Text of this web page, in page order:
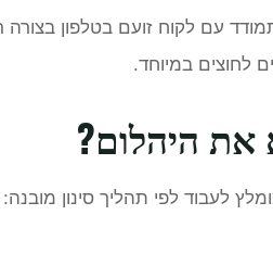
עם לקוח זועם בטלפון
לחוצים במיוחד.
את היהלום?
לעבוד לפי תהליך סינון מובנה: